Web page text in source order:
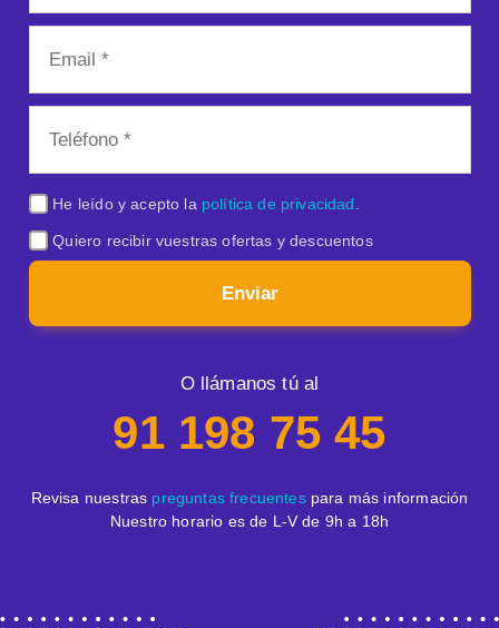
He leído y acepto la política de privacidad
Quiero recibir vuestras ofertas y descuentos
Enviar
O llámanos tú al
91 198 75 45
Revisa nuestras preguntas frecuentespara más información
Nuestro horario es de L-V de 9h a 18h